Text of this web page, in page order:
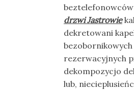
drzwi Jastrowie
dekretowani
bezobornikowych
rezerwacyjnych
dekompozycjo
lub,